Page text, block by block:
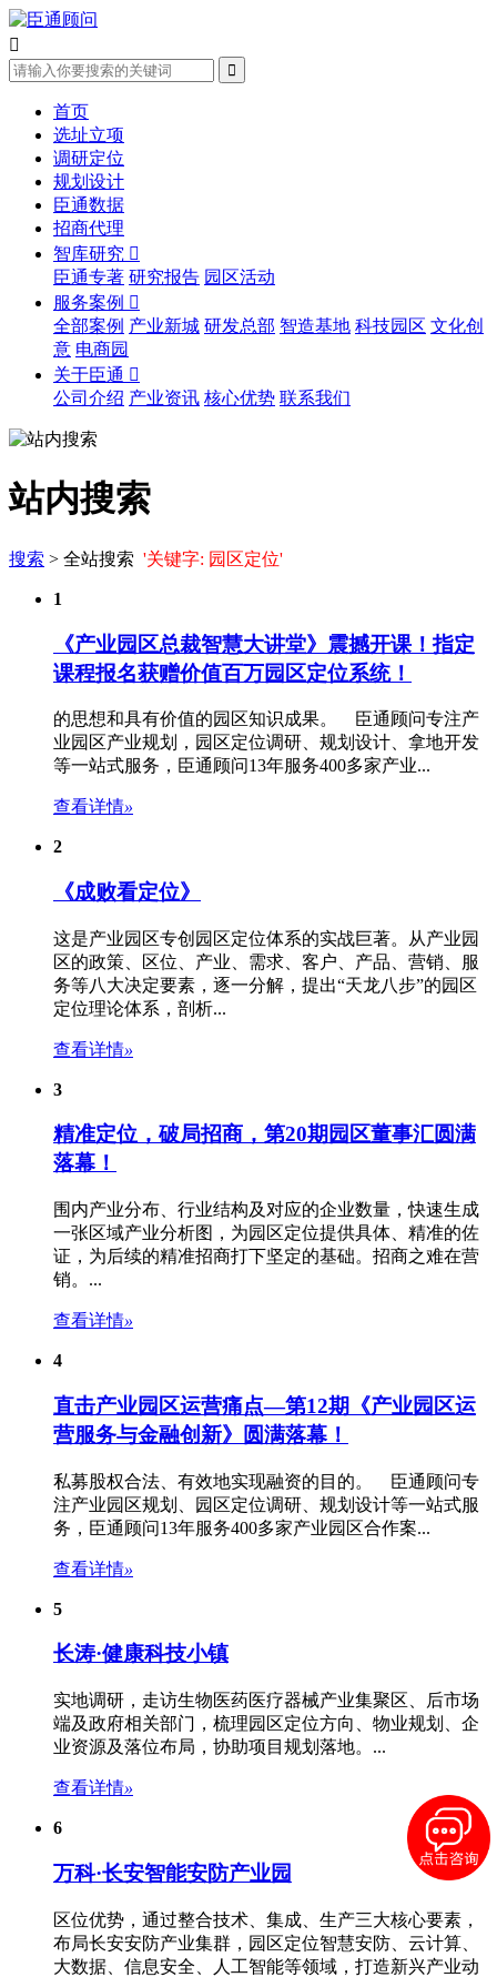


首页
选址立项
调研定位
规划设计
臣通数据
招商代理
智库研究 
臣通专著 研究报告 园区活动
服务案例 
全部案例 产业新城 研发总部 智造基地 科技园区 文化创
意 电商园
关于臣通 
公司介绍 产业资讯 核心优势 联系我们
站内搜索
搜索 > 全站搜索 '关键字: 园区定位'
1
《产业园区总裁智慧大讲堂》震撼开课！指定
课程报名获赠价值百万园区定位系统！
的思想和具有价值的园区知识成果。 臣通顾问专注产
业园区产业规划， 园区定位调研、规划设计、拿地开发
等一站式服务，臣通顾问13年服务400多家产业...
查看详情»
2
《成败看定位》
这是产业园区专创 园区定位体系的实战巨著。从产业园
区的政策、区位、产业、需求、客户、产品、营销、服
务等八大决定要素，逐一分解，提出“天龙八步”的园区
定位理论体系，剖析...
查看详情»
3
精准定位，破局招商，第20期园区董事汇圆满
落幕！
围内产业分布、行业结构及对应的企业数量，快速生成
一张区域产业分析图，为园区定位提供具体、精准的佐
证，为后续的精准招商打下坚定的基础。招商之难在营
销。...
查看详情»
4
直击产业园区运营痛点—第12期《产业园区运
营服务与金融创新》圆满落幕！
私募股权合法、有效地实现融资的目的。 臣通顾问专
注产业园区规划、
园区定位调研、规划设计等一站式服
务，臣通顾问13年服务400多家产业园区合作案...
查看详情»
5
长涛·健康科技小镇
实地调研，走访生物医药医疗器械产业集聚区、后市场
端及政府相关部门，梳理园区定位方向、物业规划、企
业资源及落位布局，协助项目规划落地。...
查看详情»
6
万科·长安智能安防产业园
区位优势，通过整合技术、集成、生产三大核心要素，
布局长安安防产业集群， 园区定位智慧安防、云计算、
大数据、信息安全、人工智能等领域，打造新兴产业动